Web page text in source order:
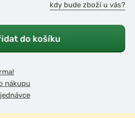
kdy bude zboží u vás?
do košíku
nákupu